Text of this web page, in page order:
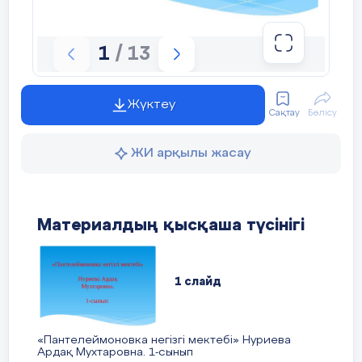
1 / 13
Жүктеу
Сақтау Бөлісу
ЖИ арқылы жасау
Материалдың қысқаша түсінігі
1 слайд
«Пантелеймоновка негізгі мектебі» Нуриева
Ардақ Мухтаровна. 1-сынып